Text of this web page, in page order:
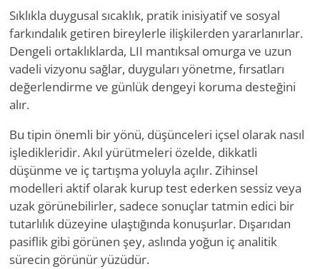
Sıklıkla duygusal sıcaklık, pratik inisiyatif ve sosyal
farkındalık getiren bireylerle ilişkilerden yararlanırlar.
Dengeli ortaklıklarda, LII mantıksal omurga ve uzun
vadeli vizyonu sağlar, duyguları yönetme, fırsatları
değerlendirme ve günlük dengeyi koruma desteğini
alır.
Bu tipin önemli bir yönü, düşünceleri içsel olarak nasıl
işledikleridir. Akıl yürütmeleri özelde, dikkatli
düşünme ve iç tartışma yoluyla açılır. Zihinsel
modelleri aktif olarak kurup test ederken sessiz veya
uzak görünebilirler, sadece sonuçlar tatmin edici bir
tutarlılık düzeyine ulaştığında konuşurlar. Dışarıdan
pasiflik gibi görünen şey, aslında yoğun iç analitik
sürecin görünür yüzüdür.